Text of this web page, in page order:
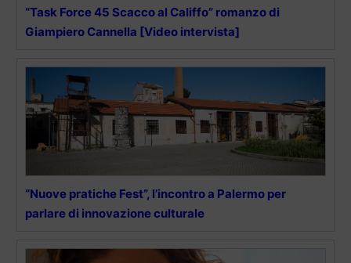
“Task Force 45 Scacco al Califfo” romanzo di
Giampiero Cannella [Video intervista]
“Nuove pratiche Fest”, l’incontro a Palermo per
parlare di innovazione culturale